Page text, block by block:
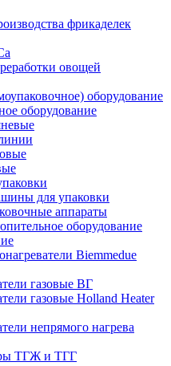
фрикаделек
овощей
оборудование
оборудование
для упаковки
аппараты
оборудование
Biemmedue
газовые ВГ
газовые Holland Heater
непрямого нагрева
ТГЖ и ТГГ